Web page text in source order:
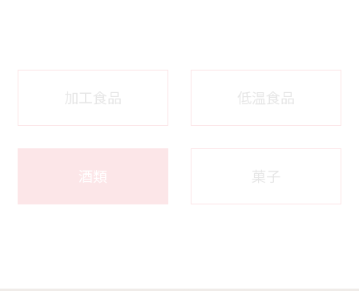
加工食品 低温食品
酒類 菓子